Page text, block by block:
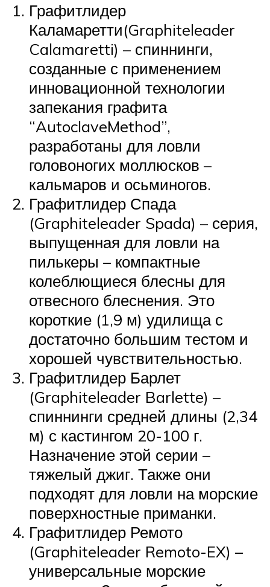
Графитлидер
Каламаретти(Graphiteleader
Calamaretti) – спиннинги,
созданные с применением
инновационной технологии
запекания графита
“AutoclaveMethod”,
разработаны для ловли
головоногих моллюсков –
кальмаров и осьминогов.
Графитлидер Спада
(Graphiteleader Spada) – серия,
выпущенная для ловли на
пилькеры – компактные
колеблющиеся блесны для
отвесного блеснения. Это
короткие (1,9 м) удилища с
достаточно большим тестом и
хорошей чувствительностью.
Графитлидер Барлет
(Graphiteleader Barlette) –
спиннинги средней длины (2,34
м) с кастингом 20-100 г.
Назначение этой серии –
тяжелый джиг. Также они
подходят для ловли на морские
поверхностные приманки.
Графитлидер Ремото
(Graphiteleader Remoto-EX) –
универсальные морские